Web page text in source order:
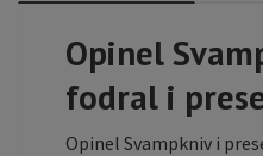
Opinel
fodral i
Opinel Svampkniv i